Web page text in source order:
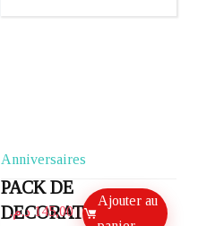
Anniversaires
PACK DE
DECORATION
145,00 د.م.
Ajouter au